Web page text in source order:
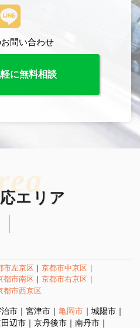
問い合わせ
に無料相談
エリア
市左京区
京都市中京区
都市南区
京都市右京区
都市西京区
市 宮津市 亀岡市
城陽市
辺市 京丹後市
南丹市